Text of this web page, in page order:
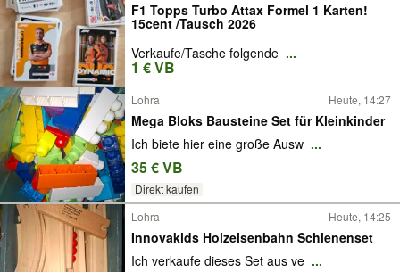
F1 Topps Turbo Attax Formel 1 Karten!
15cent /Tausch 2026
Verkaufe/Tasche folgende ...
1 € VB
Lohra Heute, 14:27
Mega Bloks Bausteine Set für Kleinkinder
Ich biete hier eine große Ausw ...
35 € VB
Direkt kaufen
Lohra
Heute, 14:25
Innovakids Holzeisenbahn Schienenset
Ich verkaufe dieses Set aus ve ...